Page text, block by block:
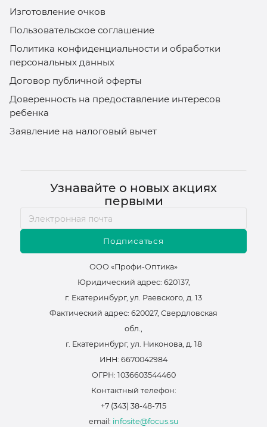
Изготовление очков
Пользовательское соглашение
Политика конфиденциальности и обработки
персональных данных
Договор публичной оферты
Доверенность на предоставление интересов
ребенка
Заявление на налоговый вычет
Узнавайте о новых акциях
первыми
Подписаться
ООО «Профи-Оптика»
Юридический адрес: 620137,
г. Екатеринбург, ул. Раевского, д. 13
Фактический адрес: 620027, Свердловская
обл.,
г. Екатеринбург, ул. Никонова, д. 18
ИНН: 6670042984
ОГРН: 1036603544460
Контактный телефон:
+7 (343) 38-48-715
email: infosite@focus.su